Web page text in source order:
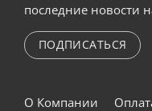
последние новости
ПОДПИСАТЬСЯ
О Компании